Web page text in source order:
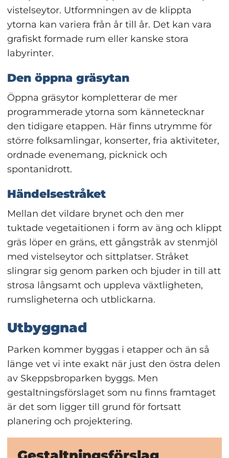
vistelseytor. Utformningen av de klippta
ytorna kan variera från år till år. Det kan vara
grafiskt formade rum eller kanske stora
labyrinter.
Den öppna gräsytan
Öppna gräsytor kompletterar de mer
programmerade ytorna som kännetecknar
den tidigare etappen. Här finns utrymme för
större folksamlingar, konserter, fria aktiviteter,
ordnade evenemang, picknick och
spontanidrott.
Händelsestråket
Mellan det vildare brynet och den mer
tuktade vegetaitionen i form av äng och klippt
gräs löper en gräns, ett gångstråk av stenmjöl
med vistelseytor och sittplatser. Stråket
slingrar sig genom parken och bjuder in till att
strosa långsamt och uppleva växtligheten,
rumsligheterna och utblickarna.
Utbyggnad
Parken kommer byggas i etapper och än så
länge vet vi inte exakt när just den östra delen
av Skeppsbroparken byggs. Men
gestaltningsförslaget som nu finns framtaget
är det som ligger till grund för fortsatt
planering och projektering.